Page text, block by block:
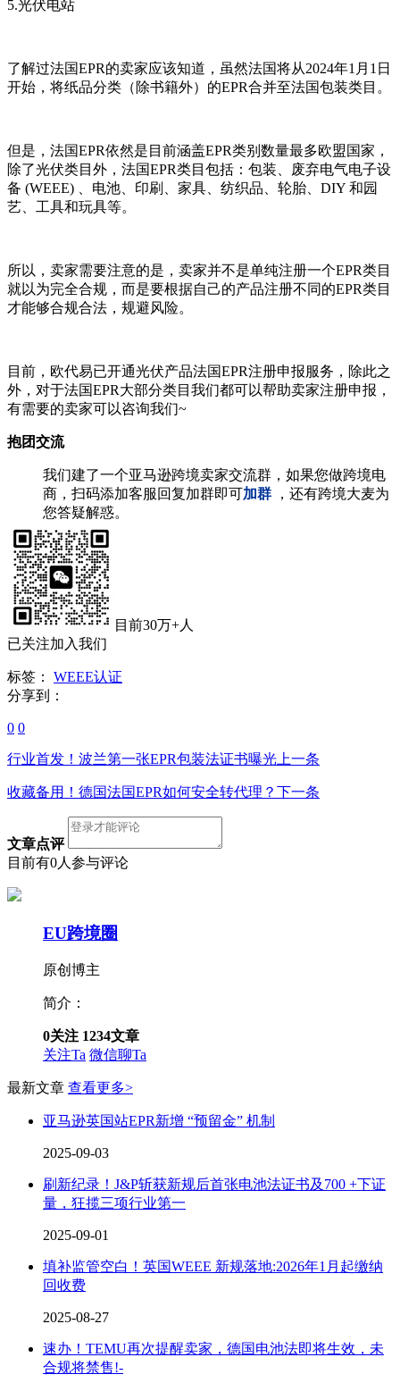
5.光伏电站
了解过法国EPR的卖家应该知道，虽然法国将从2024年1月1日
开始，将纸品分类（除书籍外）的EPR合并至法国包装类目。
但是，法国EPR依然是目前涵盖EPR类别数量最多欧盟国家，
除了光伏类目外，法国EPR类目包括：包装、废弃电气电子设
备 (WEEE) 、电池、印刷、家具、纺织品、轮胎、DIY 和园
艺、工具和玩具等。
所以，卖家需要注意的是，卖家并不是单纯注册一个EPR类目
就以为完全合规，而是要根据自己的产品注册不同的EPR类目
才能够合规合法，规避风险。
目前，欧代易已开通光伏产品法国EPR注册申报服务，除此之
外，对于法国EPR大部分类目我们都可以帮助卖家注册申报，
有需要的卖家可以咨询我们~
抱团交流
我们建了一个亚马逊跨境卖家交流群，如果您做跨境电
商，扫码添加客服回复加群即可加群
，还有跨境大麦为
您答疑解惑。
目前30万+人
已关注加入我们
标签：
WEEE认证
分享到：
0 0
行业首发！波兰第一张EPR包装法证书曝光 上一条
收藏备用！德国法国EPR如何安全转代理？ 下一条
文章点评
目前有0人参与评论
EU跨境圈
原创博主
简介：
0关注 1234文章
关注Ta 微信聊Ta
最新文章 查看更多>
亚马逊英国站EPR新增 “预留金” 机制
2025-09-03
刷新纪录！J&P斩获新规后首张电池法证书及700 +下证
量，狂揽三项行业第一
2025-09-01
填补监管空白！英国WEEE 新规落地:2026年1月起缴纳
回收费
2025-08-27
速办！TEMU再次提醒卖家，德国电池法即将生效，未
合规将禁售!-